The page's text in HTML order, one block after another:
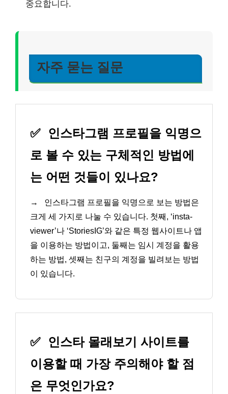
중요합니다.
자주 묻는 질문
✅
인스타그램 프로필을 익명으
로 볼 수 있는 구체적인 방법에
는 어떤 것들이 있나요?
→
인스타그램 프로필을 익명으로 보는 방법은
크게 세 가지로 나눌 수 있습니다. 첫째, ‘insta-
viewer’나 ‘StoriesIG’와 같은 특정 웹사이트나 앱
을 이용하는 방법이고, 둘째는 임시 계정을 활용
하는 방법, 셋째는 친구의 계정을 빌려보는 방법
이 있습니다.
✅
인스타 몰래보기 사이트를
이용할 때 가장 주의해야 할 점
은 무엇인가요?